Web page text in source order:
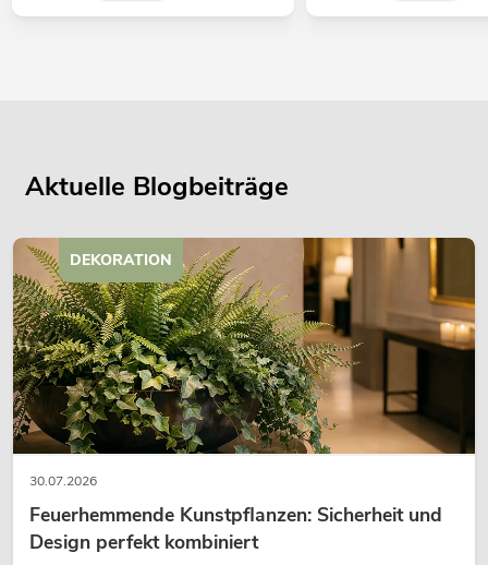
Aktuelle Blogbeiträge
30.07.2026
Feuerhemmende Kunstpflanzen: Sicherheit und
Design perfekt kombiniert
DEKORATION